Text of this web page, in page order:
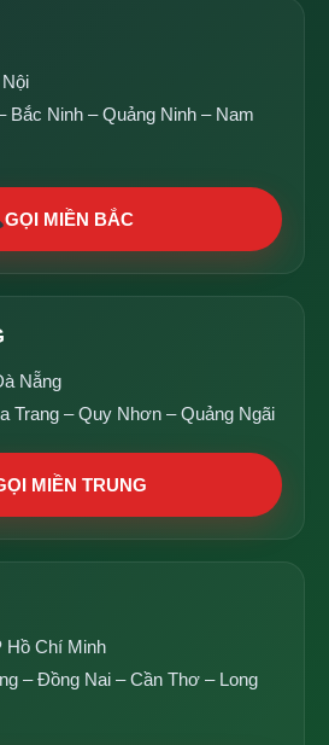
Bắc Ninh – Quảng Ninh – Nam
GỌI MIỀN BẮC
Nẵng
Trang – Quy Nhơn – Quảng Ngãi
MIỀN TRUNG
Hồ Chí Minh
– Đồng Nai – Cần Thơ – Long